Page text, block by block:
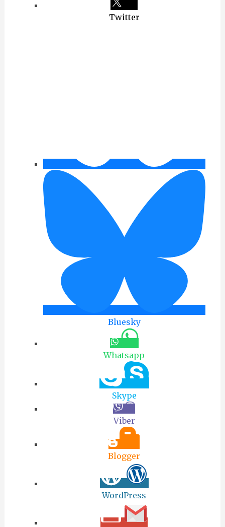
Twitter
Bluesky
Whatsapp
Skype
Viber
Blogger
WordPress